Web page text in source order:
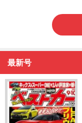
最新号